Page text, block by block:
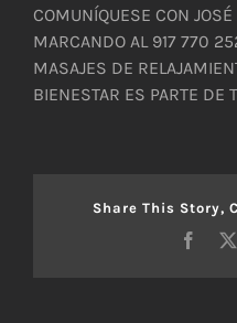
COMUNÍQUESE CON
MARCANDO AL 917 770
MASAJES DE
BIENESTAR ES PARTE DE
Share This Story,